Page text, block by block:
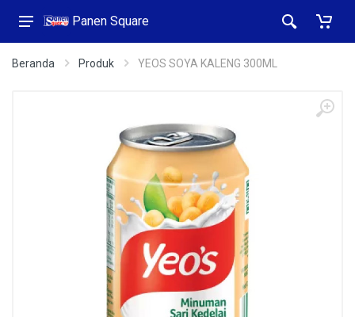
Panen Square
Beranda Produk YEOS SOYA KALENG 300ML